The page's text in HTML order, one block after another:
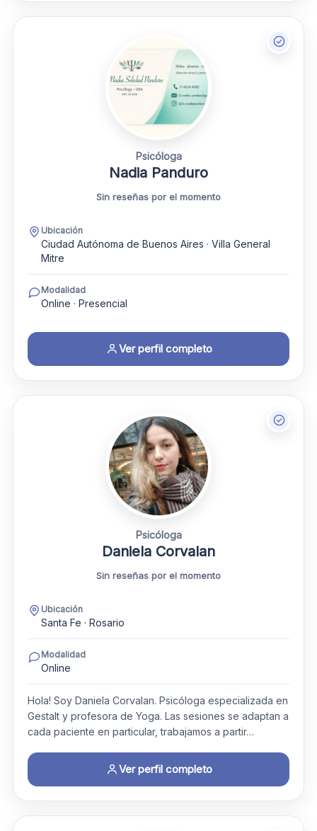
Psicóloga
Nadia Panduro
Sin reseñas por el momento
Ubicación
Ciudad Autónoma de Buenos Aires · Villa General
Mitre
Modalidad
Online · Presencial
Ver perfil completo
Psicóloga
Daniela Corvalan
Sin reseñas por el momento
Ubicación
Santa Fe · Rosario
Modalidad
Online
Hola! Soy Daniela Corvalan. Psicóloga especializada en
Gestalt y profesora de Yoga. Las sesiones se adaptan a
cada paciente en particular, trabajamos a partir…
Ver perfil completo